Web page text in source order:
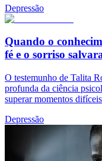
Depressão
Quando o
fé e o sorriso
O testemunho de Talita
profunda da ciência
superar momentos
Depressão